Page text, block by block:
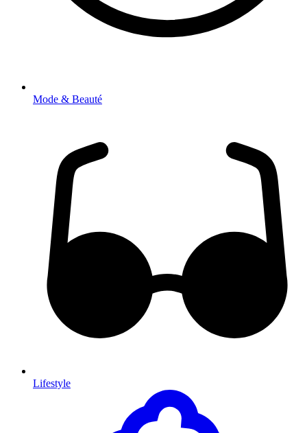
Mode & Beauté
Lifestyle